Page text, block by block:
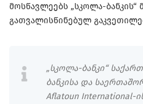
მოსწავლეებს „სკოლა-
გათვალისწინებულ
„სკოლა-ბანკი“
ბანკისა და
Aflatoun International-